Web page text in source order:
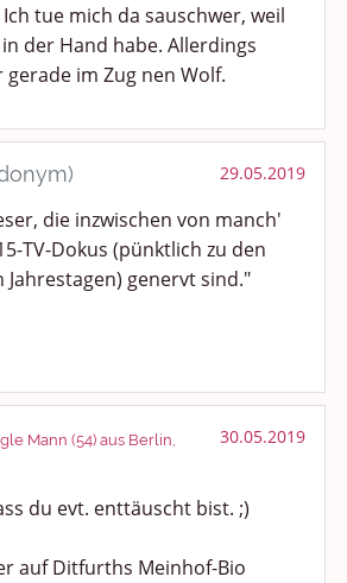
tue mich da sauschwer, weil
der Hand habe. Allerdings
im Zug nen Wolf.
29.05.2019
die inzwischen von manch'
TV-Dokus (pünktlich zu den
genervt sind."
Mann (54) aus Berlin,
30.05.2019
du evt. enttäuscht bist. ;)
auf Ditfurths Meinhof-Bio